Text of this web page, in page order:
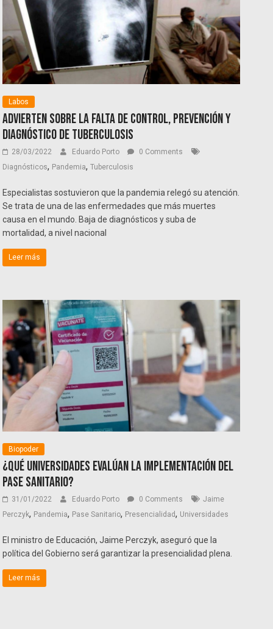
Labos
Advierten sobre la falta de control, prevención y
diagnóstico de tuberculosis
28/03/2022 Eduardo Porto
0 Comments
Diagnósticos, Pandemia,Tuberculosis
Especialistas sostuvieron que la pandemia relegó su atención.
Se trata de una de las enfermedades que más muertes
causa en el mundo. Baja de diagnósticos y suba de
mortalidad, a nivel nacional
Leer más
Biopoder
¿Qué universidades evalúan la implementación del
pase sanitario?
31/01/2022 Eduardo Porto 0 Comments
Jaime
Perczyk, Pandemia, Pase Sanitario, Presencialidad, Universidades
El ministro de Educación, Jaime Perczyk, aseguró que la
política del Gobierno será garantizar la presencialidad plena.
Leer más